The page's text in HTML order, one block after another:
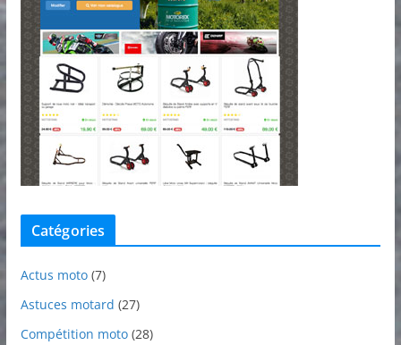
Catégories
Actus moto(7)
Astuces motard (27)
Compétition moto(28)